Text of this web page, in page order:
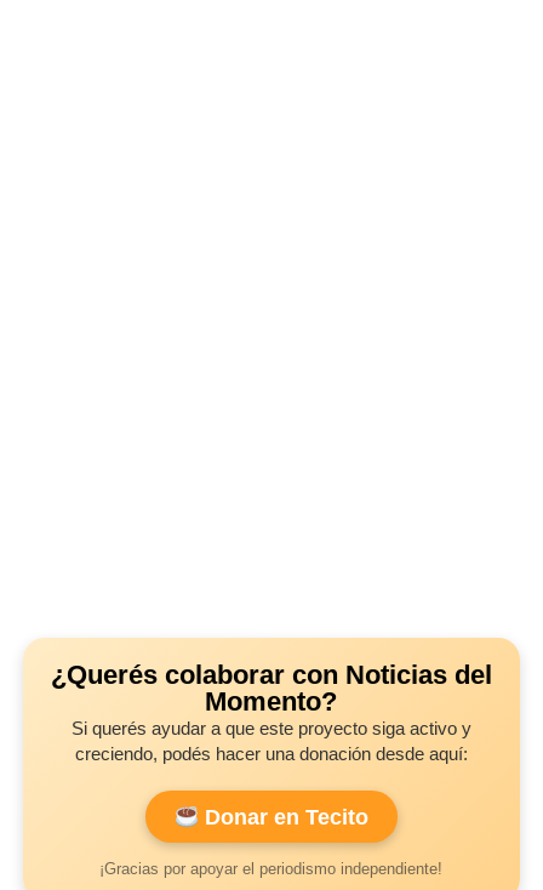
¿Querés colaborar con Noticias del
Momento?
Si querés ayudar a que este proyecto siga activo y
creciendo, podés hacer una donación desde aquí:
Donar en Tecito
¡Gracias por apoyar el periodismo independiente!